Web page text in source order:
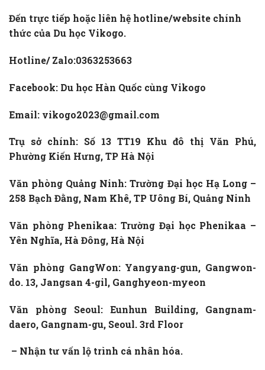
Đến trực tiếp hoặc liên hệ hotline/website chính
thức của Du học Vikogo.
Hotline/ Zalo:0363253663
Facebook: Du học Hàn Quốc cùng Vikogo
Email: vikogo2023@gmail.com
Trụ sở chính: Số 13 TT19 Khu đô thị Văn Phú,
Phường Kiến Hưng, TP Hà Nội
Văn phòng Quảng Ninh: Trường Đại học Hạ Long –
258 Bạch Đằng, Nam Khê, TP Uông Bí, Quảng Ninh
Văn phòng Phenikaa: Trường Đại học Phenikaa –
Yên Nghĩa, Hà Đông, Hà Nội
Văn phòng GangWon: Yangyang-gun, Gangwon-
do. 13, Jangsan 4-gil, Ganghyeon-myeon
Văn phòng Seoul: Eunhun Building, Gangnam-
daero, Gangnam-gu, Seoul. 3rd Floor
– Nhận tư vấn lộ trình cá nhân hóa.